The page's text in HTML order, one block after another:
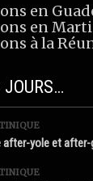
en
en
à la
JOURS…
after-yole et